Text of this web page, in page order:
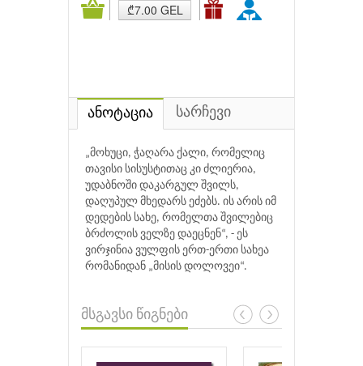
₾7.00 GEL
ანოტაცია სარჩევი
„მოხუცი, ჭაღარა ქალი, რომელიც
თავისი სისუსტითაც კი ძლიერია,
უდაბნოში დაკარგულ შვილს,
დაღუპულ მხედარს ეძებს. ის არის იმ
დედების სახე, რომელთა შვილებიც
ბრძოლის ველზე დაეცნენ“, - ეს
ვირჯინია ვულფის ერთ-ერთი სახეა
რომანიდან „მისის დოლოვეი“.
მსგავსი წიგნები